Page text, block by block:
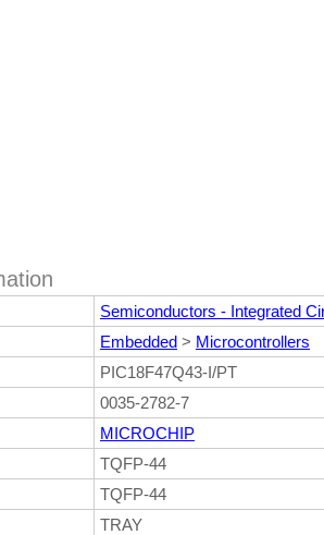
Semiconductors - Integrated
Embedded > Microcontrollers
PIC18F47Q43-I/PT
0035-2782-7
MICROCHIP
TQFP-44
TQFP-44
TRAY